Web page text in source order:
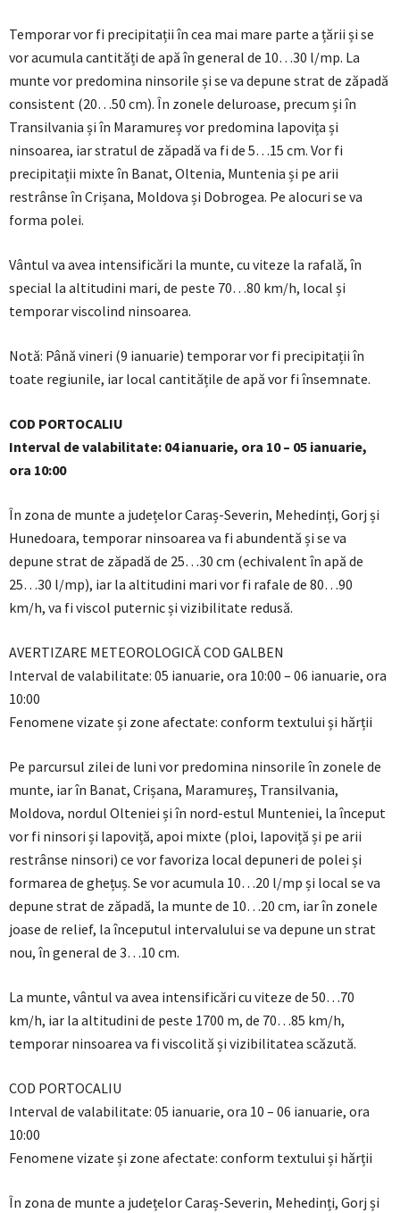
Temporar vor fi precipitații în cea mai mare parte a țării și se
vor acumula cantități de apă în general de 10…30 l/mp. La
munte vor predomina ninsorile și se va depune strat de zăpadă
consistent (20…50 cm). În zonele deluroase, precum și în
Transilvania și în Maramureș vor predomina lapovița și
ninsoarea, iar stratul de zăpadă va fi de 5…15 cm. Vor fi
precipitații mixte în Banat, Oltenia, Muntenia și pe arii
restrânse în Crișana, Moldova și Dobrogea. Pe alocuri se va
forma polei.
Vântul va avea intensificări la munte, cu viteze la rafală, în
special la altitudini mari, de peste 70…80 km/h, local și
temporar viscolind ninsoarea.
Notă: Până vineri (9 ianuarie) temporar vor fi precipitații în
toate regiunile, iar local cantitățile de apă vor fi însemnate.
COD PORTOCALIU
Interval de valabilitate: 04 ianuarie, ora 10 – 05 ianuarie,
ora 10:00
În zona de munte a județelor Caraș-Severin, Mehedinți, Gorj și
Hunedoara, temporar ninsoarea va fi abundentă și se va
depune strat de zăpadă de 25…30 cm (echivalent în apă de
25…30 l/mp), iar la altitudini mari vor fi rafale de 80…90
km/h, va fi viscol puternic și vizibilitate redusă.
AVERTIZARE METEOROLOGICĂ COD GALBEN
Interval de valabilitate: 05 ianuarie, ora 10:00 – 06 ianuarie, ora
10:00
Fenomene vizate și zone afectate: conform textului și hărții
Pe parcursul zilei de luni vor predomina ninsorile în zonele de
munte, iar în Banat, Crișana, Maramureș, Transilvania,
Moldova, nordul Olteniei și în nord-estul Munteniei, la început
vor fi ninsori și lapoviță, apoi mixte (ploi, lapoviță și pe arii
restrânse ninsori) ce vor favoriza local depuneri de polei și
formarea de ghețuș. Se vor acumula 10…20 l/mp și local se va
depune strat de zăpadă, la munte de 10…20 cm, iar în zonele
joase de relief, la începutul intervalului se va depune un strat
nou, în general de 3…10 cm.
La munte, vântul va avea intensificări cu viteze de 50…70
km/h, iar la altitudini de peste 1700 m, de 70…85 km/h,
temporar ninsoarea va fi viscolită și vizibilitatea scăzută.
COD PORTOCALIU
Interval de valabilitate: 05 ianuarie, ora 10 – 06 ianuarie, ora
10:00
Fenomene vizate și zone afectate: conform textului și hărții
În zona de munte a județelor Caraș-Severin, Mehedinți, Gorj și